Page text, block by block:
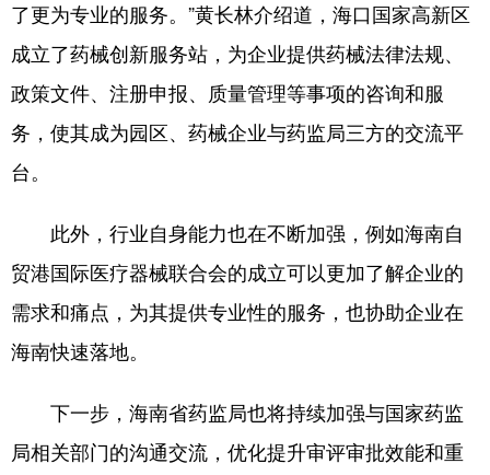
了更为专业的服务。”黄长林介绍道，海口国家高新区
成立了药械创新服务站，为企业提供药械法律法规、
政策文件、注册申报、质量管理等事项的咨询和服
务，使其成为园区、药械企业与药监局三方的交流平
台。
此外，行业自身能力也在不断加强，例如海南自
贸港国际医疗器械联合会的成立可以更加了解企业的
需求和痛点，为其提供专业性的服务，也协助企业在
海南快速落地。
下一步，海南省药监局也将持续加强与国家药监
局相关部门的沟通交流，优化提升审评审批效能和重